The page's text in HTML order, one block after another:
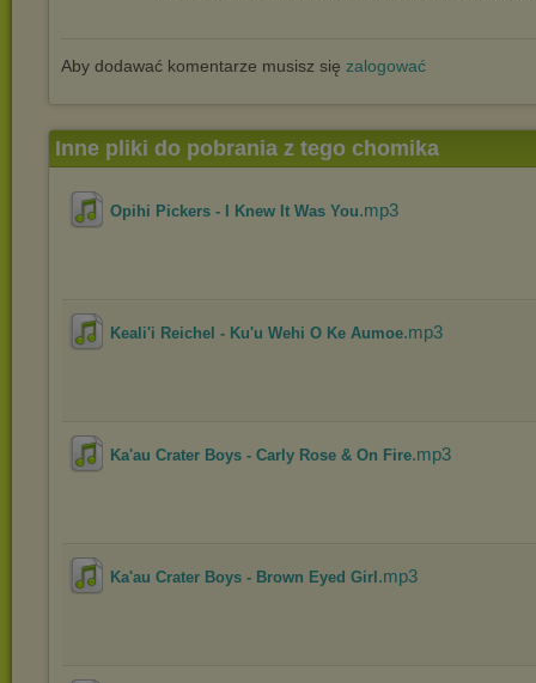
Aby dodawać komentarze musisz się zalogować
Inne pliki do pobrania z tego chomika
Opihi Pickers - I Knew It Was You.mp3
Keali'i Reichel - Ku'u Wehi O Ke Aumoe.mp3
Ka'au Crater Boys - Carly Rose & On Fire.mp3
Ka'au Crater Boys - Brown Eyed Girl .mp3